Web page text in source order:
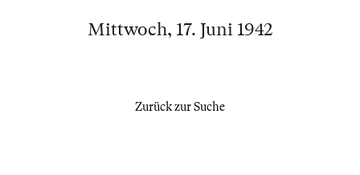
Mittwoch, 17. Juni 1942
Zurück zur Suche